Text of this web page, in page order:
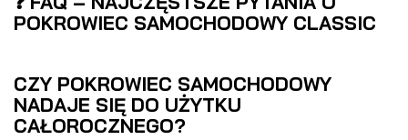
POKROWIEC SAMOCHODOWY CLASSIC
CZY POKROWIEC SAMOCHODOWY
NADAJE SIĘ DO UŻYTKU
CAŁOROCZNEGO?